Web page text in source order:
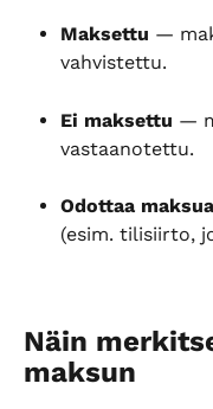
Maksettu —
vahvistettu.
Ei maksettu —
vastaanotettu.
Odottaa maksua
(esim. tilisiirto,
Näin
maksun